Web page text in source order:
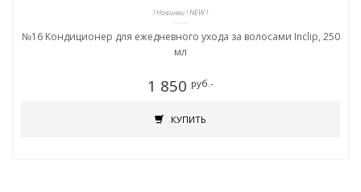
! Новинки ! NEW !
№16 Кондиционер для ежедневного ухода за волосами Inclip, 250
мл
1 850 руб.-
КУПИТЬ